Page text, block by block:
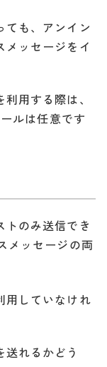
ても、アンイン
メッセージをイ
用する際は、
ルは任意です
トのみ送信でき
メッセージの両
用していなけれ
れるかどう